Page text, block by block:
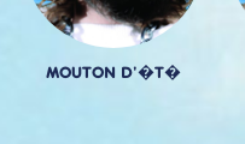
MOUTON D'�T�